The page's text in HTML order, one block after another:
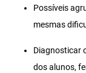
Possíveis
mesmas
Diagnosticar
dos alunos,